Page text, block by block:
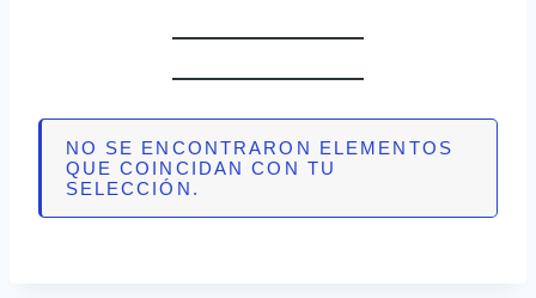
NO SE ENCONTRARON ELEMENTOS
QUE COINCIDAN CON TU
SELECCIÓN.